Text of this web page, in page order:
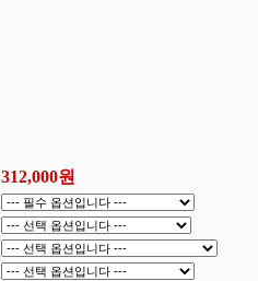
312,000원